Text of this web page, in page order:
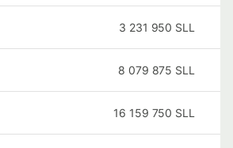
3 231 950 SLL
8 079 875 SLL
16 159 750 SLL